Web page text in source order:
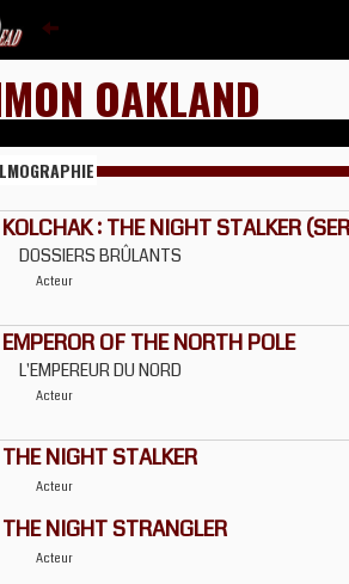
OAKLAND
KOLCHAK : THE NIGHT STALKER
DOSSIERS BRÛLANTS
Acteur
EMPEROR OF THE NORTH POLE
L'EMPEREUR DU NORD
Acteur
THE NIGHT STALKER
Acteur
THE NIGHT STRANGLER
Acteur